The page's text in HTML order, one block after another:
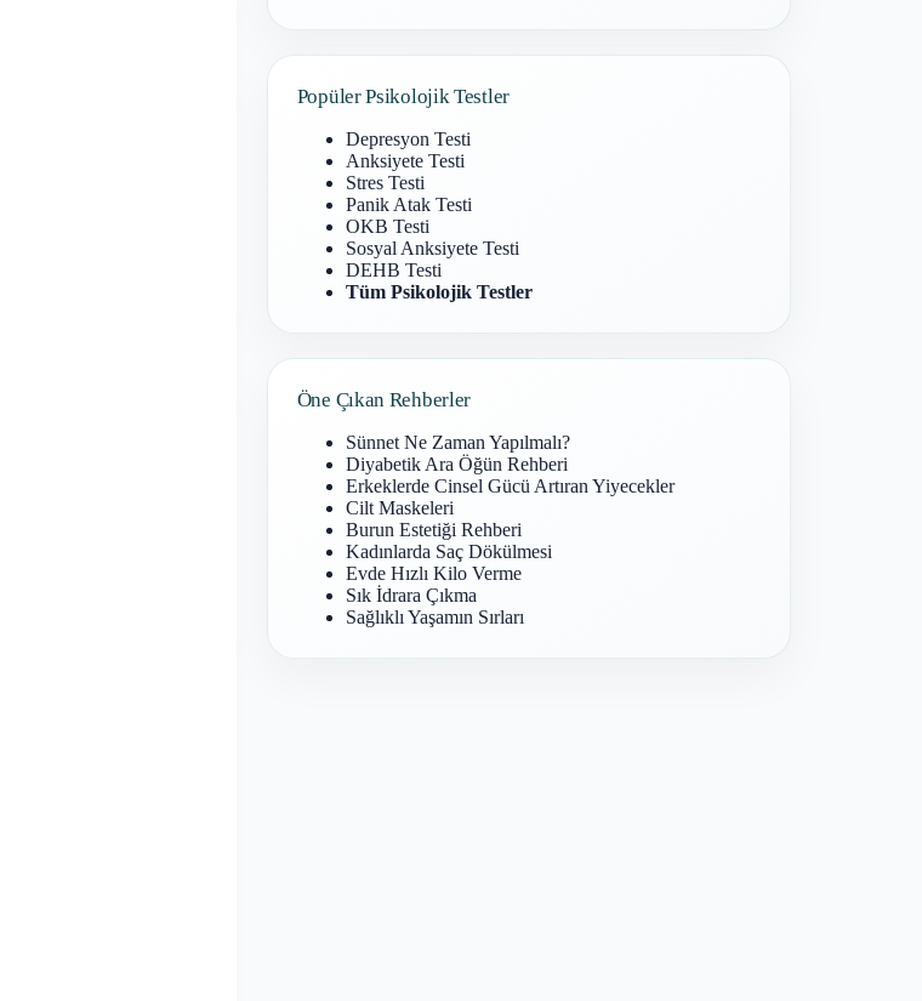
Popüler Psikolojik Testler
Depresyon Testi
Anksiyete Testi
Stres Testi
Panik Atak Testi
OKB Testi
Sosyal Anksiyete Testi
DEHB Testi
Tüm Psikolojik Testler
Öne Çıkan Rehberler
Sünnet Ne Zaman Yapılmalı?
Diyabetik Ara Öğün Rehberi
Erkeklerde Cinsel Gücü Artıran Yiyecekler
Cilt Maskeleri
Burun Estetiği Rehberi
Kadınlarda Saç Dökülmesi
Evde Hızlı Kilo Verme
Sık İdrara Çıkma
Sağlıklı Yaşamın Sırları